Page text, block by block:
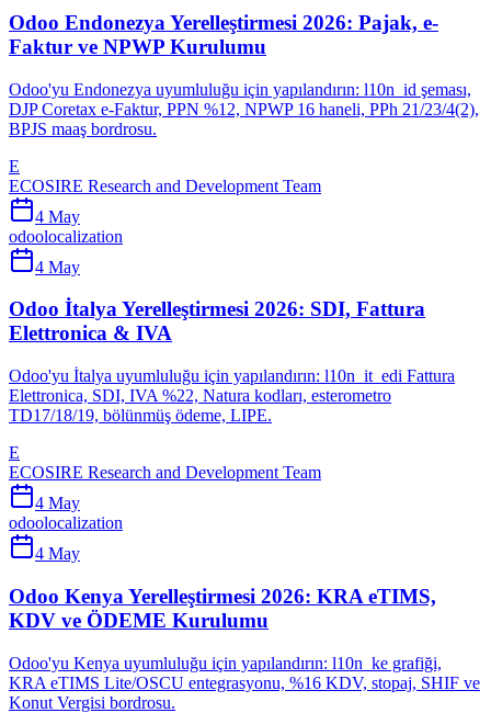
Odoo Endonezya Yerelleştirmesi 2026: Pajak, e-
Faktur ve NPWP Kurulumu
Odoo'yu Endonezya uyumluluğu için yapılandırın: l10n_id şeması,
DJP Coretax e-Faktur, PPN %12, NPWP 16 haneli, PPh 21/23/4(2),
BPJS maaş bordrosu.
E
ECOSIRE Research and Development Team
4 May
odoolocalization
4 May
Odoo İtalya Yerelleştirmesi 2026: SDI, Fattura
Elettronica & IVA
Odoo'yu İtalya uyumluluğu için yapılandırın: l10n_it_edi Fattura
Elettronica, SDI, IVA %22, Natura kodları, esterometro
TD17/18/19, bölünmüş ödeme, LIPE.
E
ECOSIRE Research and Development Team
4 May
odoolocalization
4 May
Odoo Kenya Yerelleştirmesi 2026: KRA eTIMS,
KDV ve ÖDEME Kurulumu
Odoo'yu Kenya uyumluluğu için yapılandırın: l10n_ke grafiği,
KRA eTIMS Lite/OSCU entegrasyonu, %16 KDV, stopaj, SHIF ve
Konut Vergisi bordrosu.